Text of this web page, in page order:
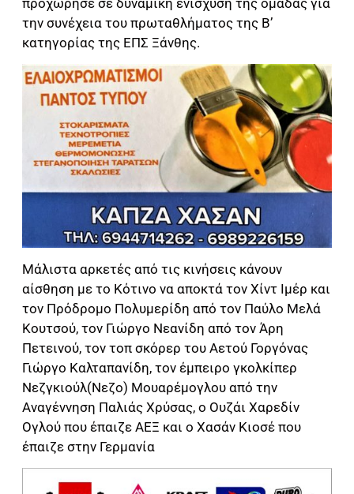
προχώρησε σε δυναμική ενίσχυση της ομάδας για
την συνέχεια του πρωταθλήματος της Β’
κατηγορίας της ΕΠΣ Ξάνθης.
Μάλιστα αρκετές από τις κινήσεις κάνουν
αίσθηση με το Κότινο να αποκτά τον Χίντ Ιμέρ και
τον Πρόδρομο Πολυμερίδη από τον Παύλο Μελά
Κουτσού, τον Γιώργο Νεανίδη από τον Άρη
Πετεινού, τον τοπ σκόρερ του Αετού Γοργόνας
Γιώργο Καλταπανίδη, τον έμπειρο γκολκίπερ
Νεζγκιούλ(Νεζο) Μουαρέμογλου από την
Αναγέννηση Παλιάς Χρύσας, ο Ουζάι Χαρεδίν
Ογλού που έπαιζε ΑΕΞ και ο Χασάν Κιοσέ που
έπαιζε στην Γερμανία